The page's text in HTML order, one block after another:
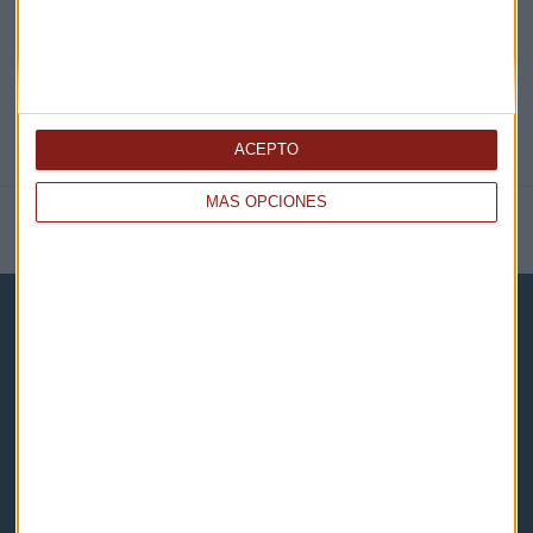
MÁS OPCIONES
ACEPTO
NOTICIAS RELACIONADAS